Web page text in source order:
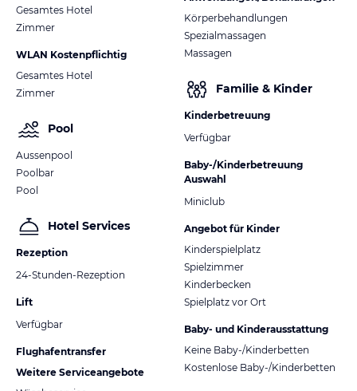
Gesamtes Hotel
Zimmer
WLAN Kostenpflichtig
Gesamtes Hotel
Zimmer
Pool
Aussenpool
Poolbar
Pool
Hotel Services
Rezeption
24-Stunden-Rezeption
Lift
Verfügbar
Flughafentransfer
Weitere Serviceangebote
Körperbehandlungen
Spezialmassagen
Massagen
Familie & Kinder
Kinderbetreuung
Verfügbar
Baby-/Kinderbetreuung
Auswahl
Miniclub
Angebot für Kinder
Kinderspielplatz
Spielzimmer
Kinderbecken
Spielplatz vor Ort
Baby- und Kinderausstattung
Keine Baby-/Kinderbetten
Kostenlose Baby-/Kinderbetten